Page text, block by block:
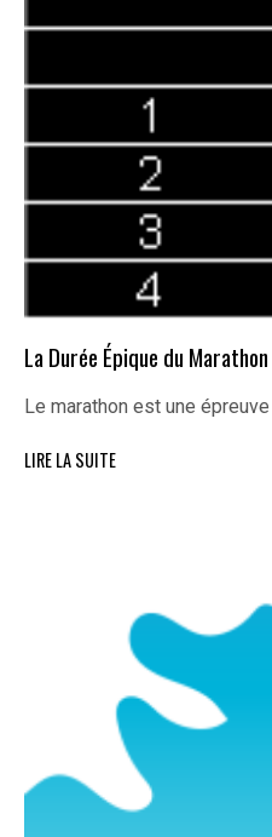
La Durée Épique du
Le marathon est une
LIRE LA SUITE